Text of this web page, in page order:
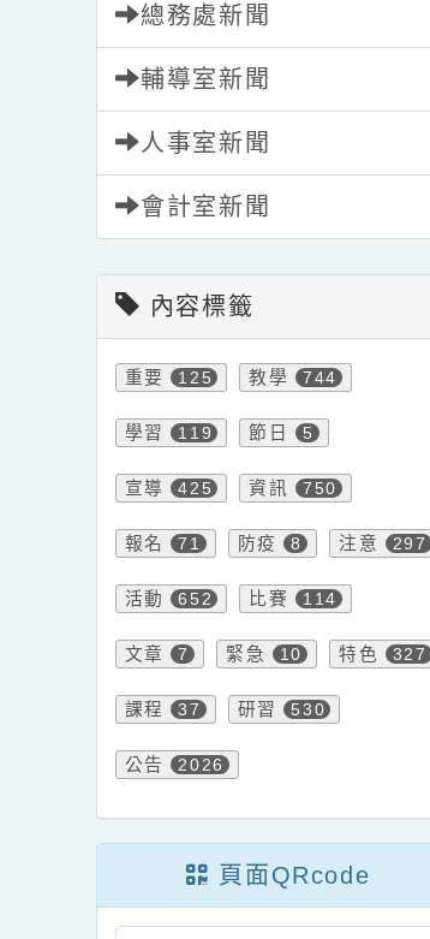
總務處新聞
輔導室新聞
人事室新聞
會計室新聞
內容標籤
重要 125 教學 744
學習 119 節日 5
宣導 425 資訊 750
報名 71 防疫 8 注意 297
活動 652 比賽 114
文章 7 緊急 10 特色 327
課程 37 研習 530
公告 2026
頁面QRcode